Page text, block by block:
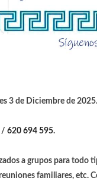
3 de Diciembre de
/ 620 694 595.
a grupos para todo
familiares, etc.